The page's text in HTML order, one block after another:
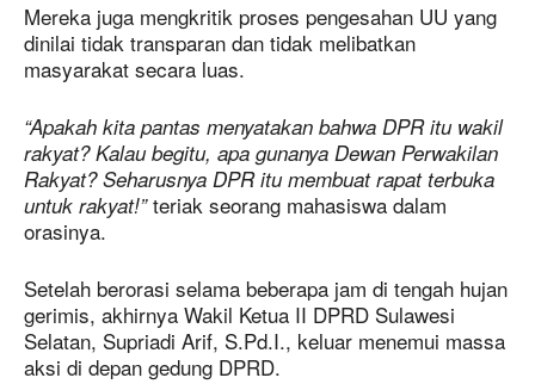
Mereka juga mengkritik proses pengesahan UU yang
dinilai tidak transparan dan tidak melibatkan
masyarakat secara luas.
“Apakah kita pantas menyatakan bahwa DPR itu wakil
rakyat? Kalau begitu, apa gunanya Dewan Perwakilan
Rakyat? Seharusnya DPR itu membuat rapat terbuka
untuk rakyat!”teriak seorang mahasiswa dalam
orasinya.
Setelah berorasi selama beberapa jam di tengah hujan
gerimis, akhirnya Wakil Ketua II DPRD Sulawesi
Selatan, Supriadi Arif, S.Pd.I., keluar menemui massa
aksi di depan gedung DPRD.